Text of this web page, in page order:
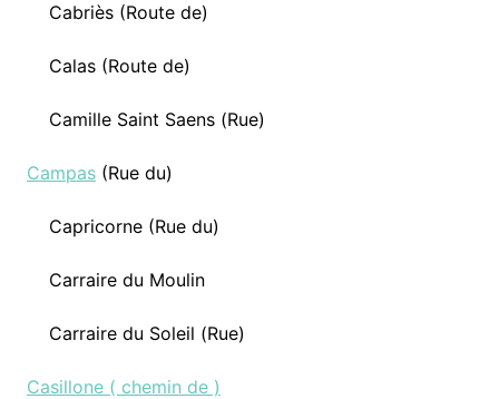
Cabriès (Route de)
Calas (Route de)
Camille Saint Saens (Rue)
Campas(Rue du)
Capricorne (Rue du)
Carraire du Moulin
Carraire du Soleil (Rue)
Casillone ( chemin de )